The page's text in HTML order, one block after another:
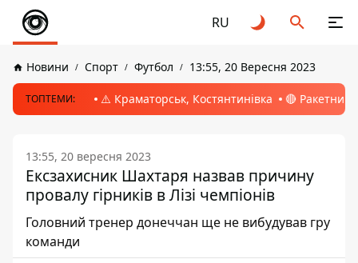
RU
Новини Спорт Футбол 13:55, 20 Вересня 2023
ТОПТЕМИ: ⚠️ Краматорськ, Костянтинівка 🔴 Ракетний
13:55, 20 вересня 2023
Ексзахисник Шахтаря назвав причину
провалу гірників в Лізі чемпіонів
Головний тренер донеччан ще не вибудував гру
команди